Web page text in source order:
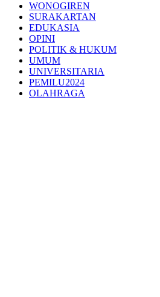
WONOGIREN
SURAKARTAN
EDUKASIA
OPINI
POLITIK & HUKUM
UMUM
UNIVERSITARIA
PEMILU2024
OLAHRAGA